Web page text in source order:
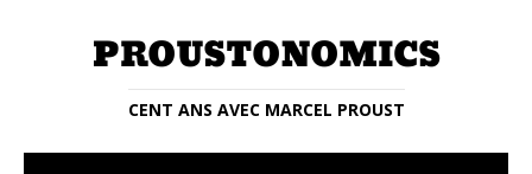
CENT ANS AVEC MARCEL PROUST